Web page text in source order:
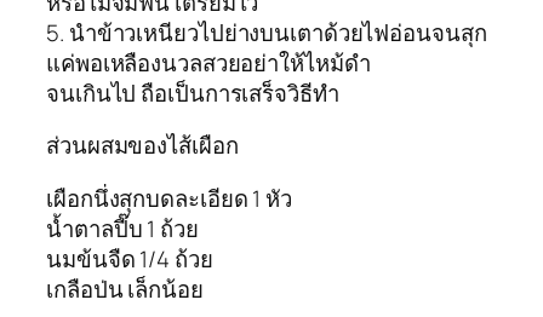
5. นำข้าวเหนียวไปย่างบนเตาด้วยไฟอ่อนจนสุก
แค่พอเหลืองนวลสวยอย่าให้ไหม้ดำ
จนเกินไป ถือเป็นการเสร็จวิธีทำ
ส่วนผสมของไส้เผือก
เผือกนึ่งสุกบดละเอียด 1 หัว
น้ำตาลปี๊บ 1 ถ้วย
นมข้นจืด 1/4 ถ้วย
เกลือป่น เล็กน้อย